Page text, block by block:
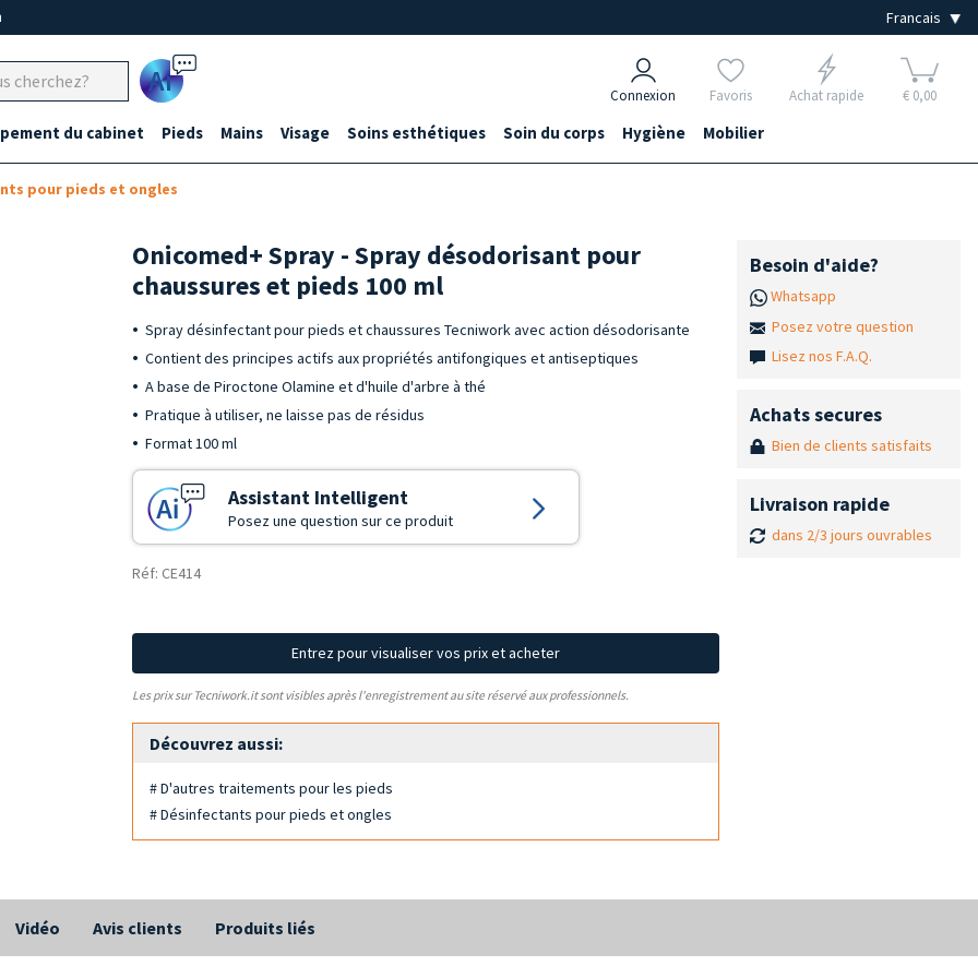
Ai Connexion Favoris Achat rapide € 0,00
du cabinet Pieds Mains Visage Soins esthétiques Soin du corps Hygiène Mobilier
pour pieds et ongles
Onicomed+ Spray - Spray désodorisant pour
chaussures et pieds 100 ml
Spray désinfectant pour pieds et chaussures Tecniwork avec action désodorisante
Contient des principes actifs aux propriétés antifongiques et antiseptiques
A base de Piroctone Olamine et d'huile d'arbre à thé
Pratique à utiliser, ne laisse pas de résidus
Format 100 ml
Assistant Intelligent
Posez une question sur ce produit
Réf: CE414
Entrez pour visualiser vos prix et acheter
Les prix sur Tecniwork.it sont visibles après l'enregistrement au site réservé aux professionnels.
Découvrez aussi:
# D'autres traitements pour les pieds
# Désinfectants pour pieds et ongles
Besoin d'aide?
Whatsapp
Posez votre question
Lisez nos F.A.Q.
Achats secures
Bien de clients satisfaits
Livraison rapide
dans 2/3 jours ouvrables
Vidéo Avis clients Produits liés